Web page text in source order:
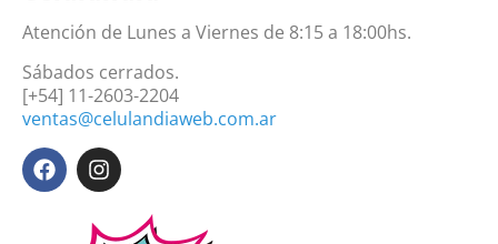
Atención de Lunes a Viernes de 8:15 a 18:00hs.
Sábados cerrados.
[+54] 11-2603-2204
ventas@celulandiaweb.com.ar